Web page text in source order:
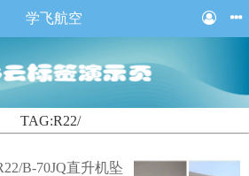
学飞航空
TAG:R22/
B-70JQ直升机坠